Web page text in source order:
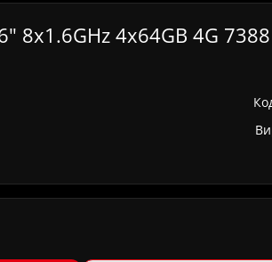
8x1.6GHz 4x64GB 4G